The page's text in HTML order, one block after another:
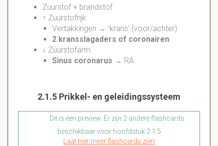
Zuurstof + brandstof
↑ Zuurstofrijk
Vertakkingen → 'krans' (voor/achter)
2 kransslagaders of coronairen
↓ Zuurstofarm
Sinus coronarus → RA
2.1.5 Prikkel- en geleidingssysteem
Dit is een preview. Er zijn 2 andere flashcards
beschikbaar voor hoofdstuk 2.1.5
Laat hier meer flashcards zien